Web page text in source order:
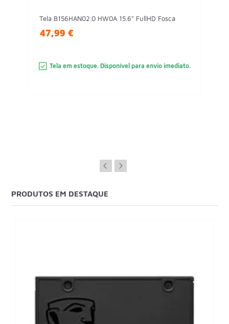
Tela B156HAN02.0 HW0A 15.6" FullHD Fosca
47,99 €
Tela em estoque. Disponível para envio imediato.
PRODUTOS EM DESTAQUE